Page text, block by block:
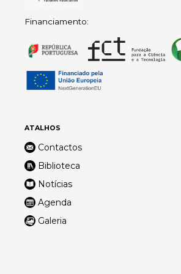
Financiamento:
ATALHOS
Contactos
Biblioteca
Notícias
Agenda
Galeria